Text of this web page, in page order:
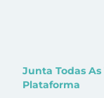
Junta Todas
Plataforma